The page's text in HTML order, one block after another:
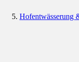
Hofentwässerung